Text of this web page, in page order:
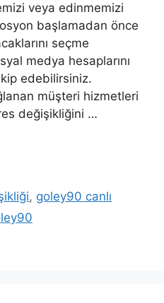
veya edinmemizi
başlamadan önce
seçme
medya hesaplarını
edebilirsiniz.
müşteri hizmetleri
değişikliğini …
, goley90 canlı